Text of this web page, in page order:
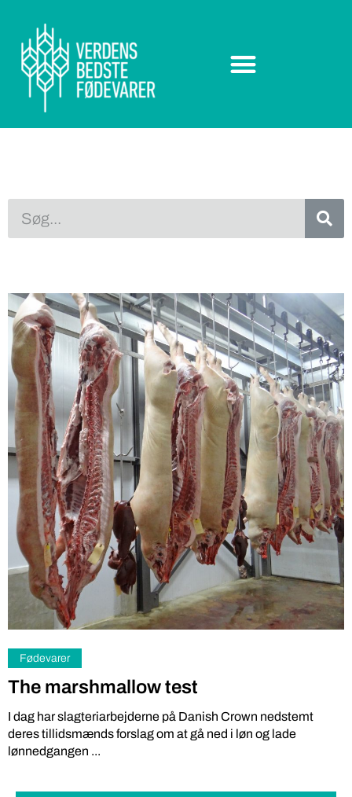
Fødevarer
The marshmallow test
I dag har slagteriarbejderne på Danish Crown nedstemt
deres tillidsmænds forslag om at gå ned i løn og lade
lønnedgangen ...